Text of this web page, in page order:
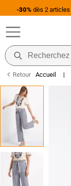
-30% dès 2 articles
BRADERIE DE L'ÉTÉ
Accueil |
Retour